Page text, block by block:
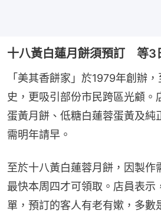
十八黃白蓮月餅須預訂 等3
「美其香餅家」於1979年創辦
史，更吸引部份市民跨區光顧。
蛋黃月餅、低糖白蓮蓉蛋黃及純
需明年請早。
至於十八黃白蓮蓉月餅，因製作
最快本周四才可領取。店員表示
單，預訂的客人有老有嫰，多數